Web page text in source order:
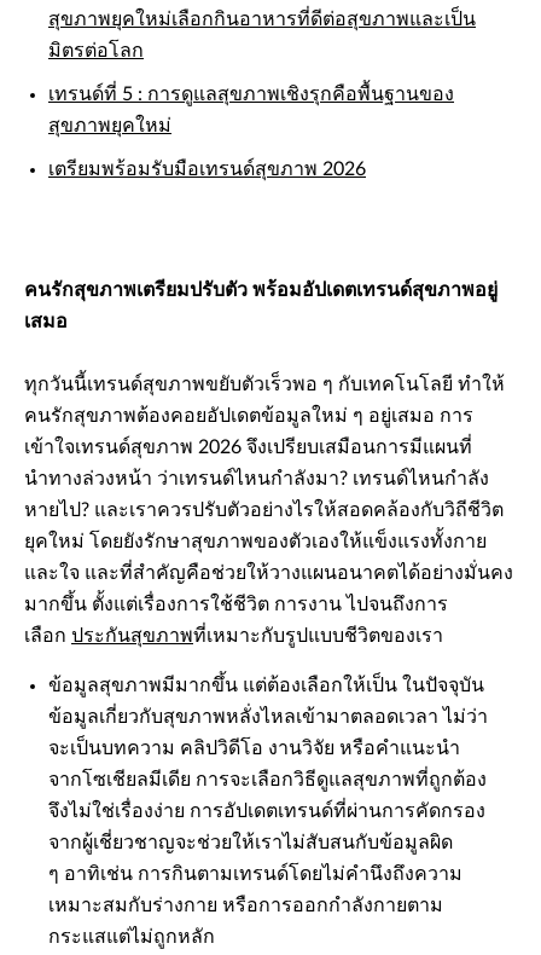
สุขภาพยุคใหม่เลือกกินอาหารที่ดีต่อสุขภาพและเป็น
มิตรต่อโลก
เทรนด์ที่ 5 : การดูแลสุขภาพเชิงรุกคือพื้นฐานของ
สุขภาพยุคใหม่
เตรียมพร้อมรับมือเทรนด์สุขภาพ 2026
คนรักสุขภาพเตรียมปรับตัว พร้อมอัปเดตเทรนด์สุขภาพอยู่
เสมอ
ทุกวันนี้เทรนด์สุขภาพขยับตัวเร็วพอ ๆ กับเทคโนโลยี ทำให้
คนรักสุขภาพต้องคอยอัปเดตข้อมูลใหม่ ๆ อยู่เสมอ การ
เข้าใจเทรนด์สุขภาพ 2026 จึงเปรียบเสมือนการมีแผนที่
นำทางล่วงหน้า ว่าเทรนด์ไหนกำลังมา? เทรนด์ไหนกำลัง
หายไป? และเราควรปรับตัวอย่างไรให้สอดคล้องกับวิถีชีวิต
ยุคใหม่ โดยยังรักษาสุขภาพของตัวเองให้แข็งแรงทั้งกาย
และใจ และที่สำคัญคือช่วยให้วางแผนอนาคตได้อย่างมั่นคง
มากขึ้น ตั้งแต่เรื่องการใช้ชีวิต การงาน ไปจนถึงการ
เลือก ประกันสุขภาพที่เหมาะกับรูปแบบชีวิตของเรา
ข้อมูลสุขภาพมีมากขึ้น แต่ต้องเลือกให้เป็น ในปัจจุบัน
ข้อมูลเกี่ยวกับสุขภาพหลั่งไหลเข้ามาตลอดเวลา ไม่ว่า
จะเป็นบทความ คลิปวิดีโอ งานวิจัย หรือคำแนะนำ
จากโซเชียลมีเดีย การจะเลือกวิธีดูแลสุขภาพที่ถูกต้อง
จึงไม่ใช่เรื่องง่าย การอัปเดตเทรนด์ที่ผ่านการคัดกรอง
จากผู้เชี่ยวชาญจะช่วยให้เราไม่สับสนกับข้อมูลผิด
ๆ อาทิเช่น การกินตามเทรนด์โดยไม่คำนึงถึงความ
เหมาะสมกับร่างกาย หรือการออกกำลังกายตาม
กระแสแต่ไม่ถูกหลัก